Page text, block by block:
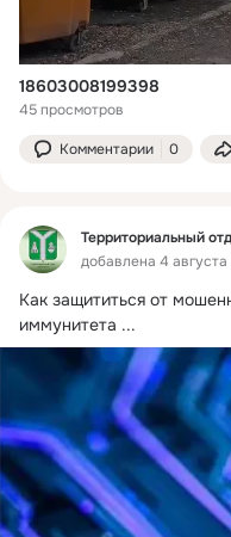
18603008199398
45 просмотров
Комментарии 0
Территориальный
добавлена 4 августа
Как защититься от
иммунитета ...